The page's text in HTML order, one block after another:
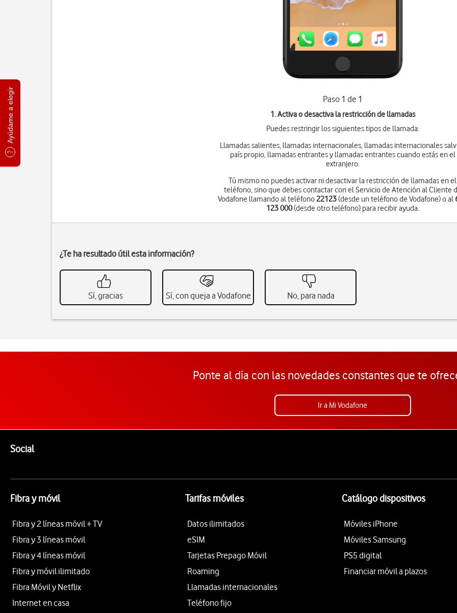
Ayúdame a elegir Paso 1 de 1
1. Activa o desactiva la restricción de llamadas
Puedes restringir los siguientes tipos de llamada:
Llamadas salientes, llamadas internacionales, llamadas internacionales
país propio, llamadas entrantes y llamadas entrantes cuando estás en el
extranjero.
Tú mismo no puedes activar ni desactivar la restricción de llamadas en el
teléfono, sino que debes contactar con el Servicio de Atención al Cliente
Vodafone llamando al teléfono22123(desde un teléfono de Vodafone) o al
123 000(desde otro teléfono) para recibir ayuda.
¿Te ha resultado útil esta información?
Sí, gracias Sí, con queja a Vodafone No, para nada
Ponte al día con las novedades constantes que te
Ir a Mi Vodafone
SocialEnlaces a las redes sociales de Vodafone
Fibra y móvil
Fibra y 2 líneas móvil + TV
Fibra y 3 líneas móvil
Fibra y 4 líneas móvil
Fibra y móvil ilimitado
Fibra Móvil y Netflix
Internet en casa
Tarifas móviles
Datos ilimitados
eSIM
Tarjetas Prepago Móvil
Roaming
Llamadas internacionales
Teléfono fijo
Catálogo dispositivos
Móviles iPhone
Móviles Samsung
PS5 digital
Financiar móvil a plazos